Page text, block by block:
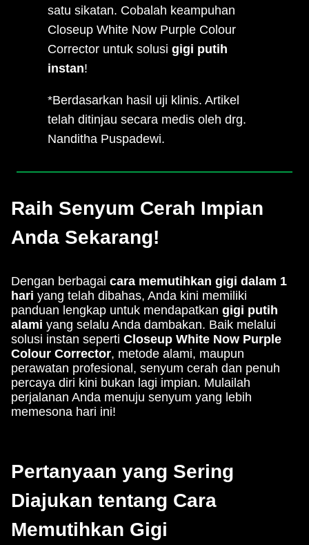
satu sikatan. Cobalah keampuhan
Closeup White Now Purple Colour
Corrector untuk solusi gigi putih
instan!
*Berdasarkan hasil uji klinis. Artikel
telah ditinjau secara medis oleh drg.
Nanditha Puspadewi.
Raih Senyum Cerah Impian
Anda Sekarang!
Dengan berbagai cara memutihkan gigi dalam 1
hari yang telah dibahas, Anda kini memiliki
panduan lengkap untuk mendapatkan gigi putih
alami yang selalu Anda dambakan. Baik melalui
solusi instan seperti Closeup White Now Purple
Colour Corrector, metode alami, maupun
perawatan profesional, senyum cerah dan penuh
percaya diri kini bukan lagi impian. Mulailah
perjalanan Anda menuju senyum yang lebih
memesona hari ini!
Pertanyaan yang Sering
Diajukan tentang Cara
Memutihkan Gigi